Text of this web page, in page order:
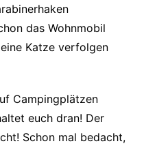
das Wohnmobil
Katze verfolgen
Campingplätzen
euch dran! Der
Schon mal bedacht,